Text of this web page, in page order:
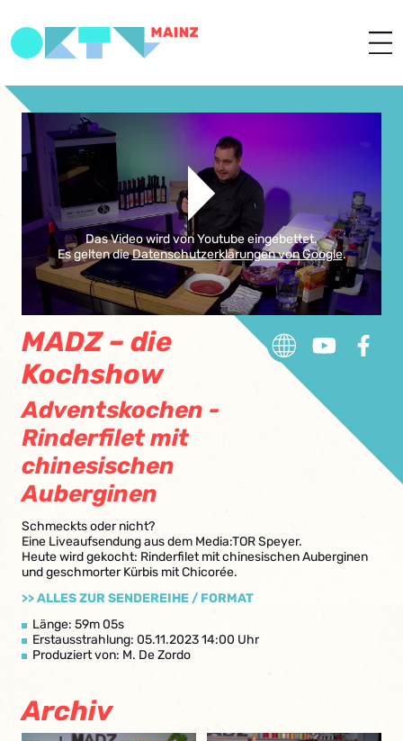
Das Video wird von Youtube eingebettet.
Es gelten dieDatenschutzerklärungen von Google.
MADZ – die
Kochshow
Adventskochen -
Rinderfilet mit
chinesischen
Auberginen
Schmeckts oder nicht?
Eine Liveaufsendung aus dem Media:TOR Speyer.
Heute wird gekocht: Rinderfilet mit chinesischen Auberginen
und geschmorter Kürbis mit Chicorée.
>> ALLES ZUR SENDEREIHE / FORMAT
Länge: 59m 05s
Erstausstrahlung: 05.11.2023 14:00 Uhr
Produziert von: M. De Zordo
Archiv